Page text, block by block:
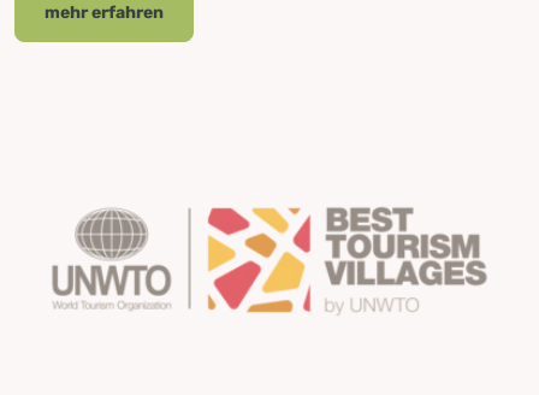
mehr erfahren